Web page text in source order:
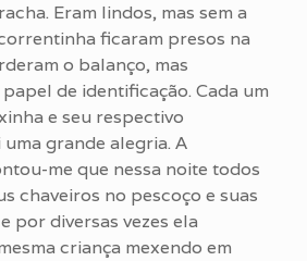
Eram lindos, mas sem a
ficaram presos na
o balanço, mas
de identificação. Cada um
e seu respectivo
grande alegria. A
me que nessa noite todos
chaveiros no pescoço e suas
por diversas vezes ela
criança mexendo em